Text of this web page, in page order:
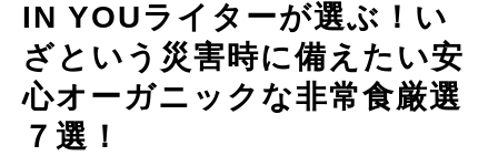
IN YOUライターが選ぶ！い
ざという災害時に備えたい安
心オーガニックな非常食厳選
７選！